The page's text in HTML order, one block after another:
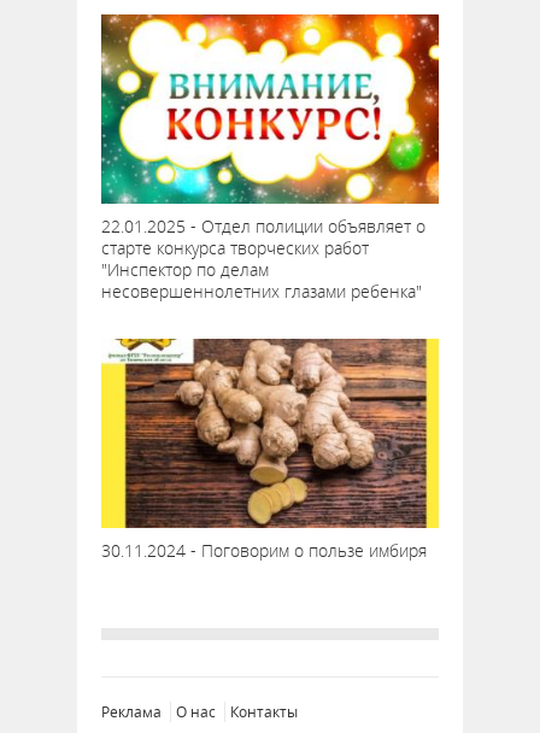
22.01.2025 - Отдел полиции объявляет о
старте конкурса творческих работ
"Инспектор по делам
несовершеннолетних глазами ребенка"
30.11.2024 - Поговорим о пользе имбиря
Реклама О нас Контакты